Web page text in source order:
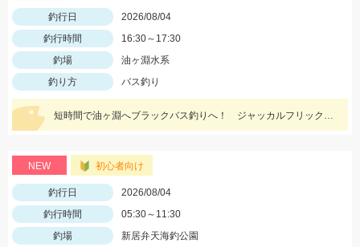
釣行日
2026/08/04
釣行時間
16:30～17:30
釣場
油ヶ淵水系
釣り方
バス釣り
短時間で油ヶ淵へブラックバス釣りへ！ ジャッカルフリックシェイク3.8のノーシンカーワッキーでGET!
NEW 初心者向け
釣行日
2026/08/04
釣行時間
05:30～11:30
釣場
新居弁天海釣公園